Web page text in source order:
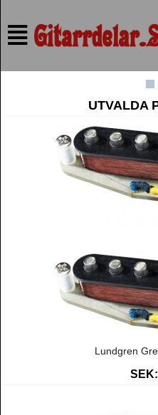
UTVALDA
Lundgren